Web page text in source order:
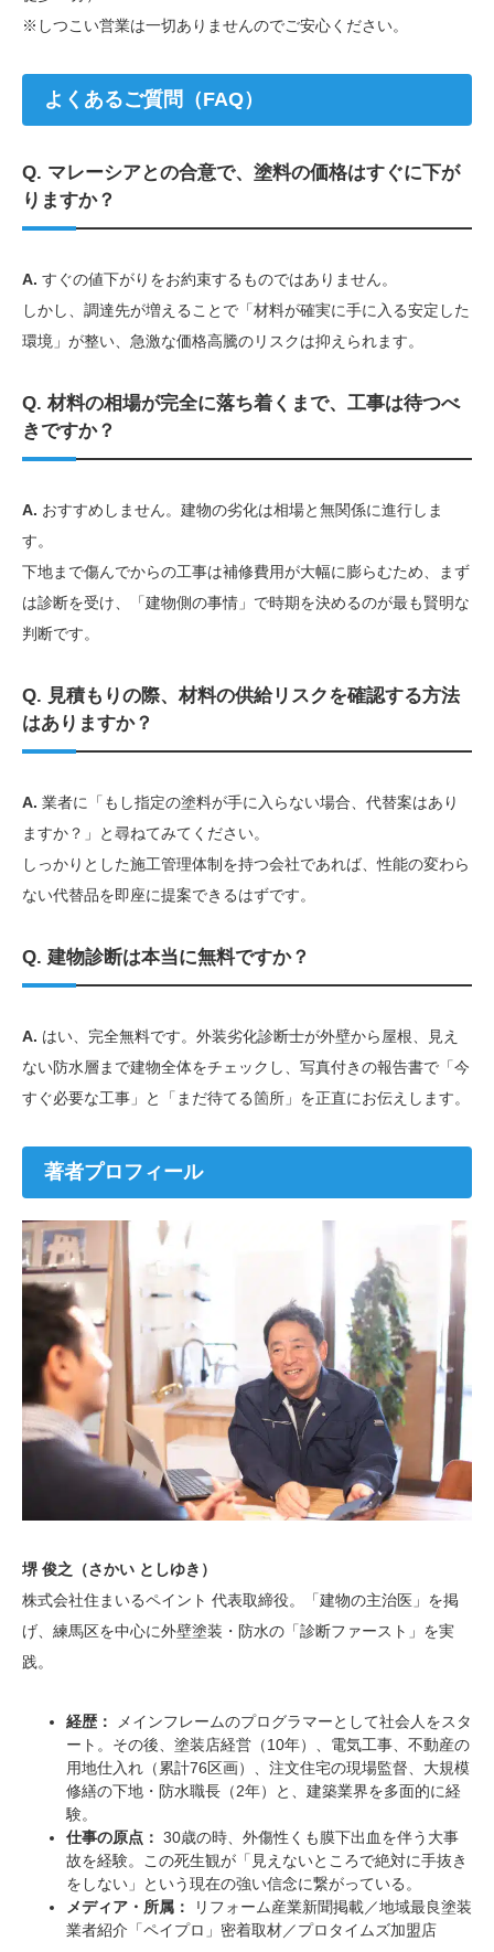
※しつこい営業は一切ありませんのでご安心ください。
よくあるご質問（FAQ）
Q. マレーシアとの合意で、塗料の価格はすぐに下が
りますか？
A. すぐの値下がりをお約束するものではありません。
しかし、調達先が増えることで「材料が確実に手に入る安定した
環境」が整い、急激な価格高騰のリスクは抑えられます。
Q. 材料の相場が完全に落ち着くまで、工事は待つべ
きですか？
A. おすすめしません。建物の劣化は相場と無関係に進行しま
す。
下地まで傷んでからの工事は補修費用が大幅に膨らむため、まず
は診断を受け、「建物側の事情」で時期を決めるのが最も賢明な
判断です。
Q. 見積もりの際、材料の供給リスクを確認する方法
はありますか？
A. 業者に「もし指定の塗料が手に入らない場合、代替案はあり
ますか？」と尋ねてみてください。
しっかりとした施工管理体制を持つ会社であれば、性能の変わら
ない代替品を即座に提案できるはずです。
Q. 建物診断は本当に無料ですか？
A. はい、完全無料です。外装劣化診断士が外壁から屋根、見え
ない防水層まで建物全体をチェックし、写真付きの報告書で「今
すぐ必要な工事」と「まだ待てる箇所」を正直にお伝えします。
著者プロフィール
堺 俊之（さかい としゆき）
株式会社住まいるペイント 代表取締役。「建物の主治医」を掲
げ、練馬区を中心に外壁塗装・防水の「診断ファースト」を実
践。
経歴：
メインフレームのプログラマーとして社会人をスタ
ート。その後、塗装店経営（10年）、電気工事、不動産の
用地仕入れ（累計76区画）、注文住宅の現場監督、大規模
修繕の下地・防水職長（2年）と、建築業界を多面的に経
験。
仕事の原点： 30歳の時、外傷性くも膜下出血を伴う大事
故を経験。この死生観が「見えないところで絶対に手抜き
をしない」という現在の強い信念に繋がっている。
メディア・所属：
リフォーム産業新聞掲載／地域最良塗装
業者紹介「ペイプロ」密着取材／プロタイムズ加盟店